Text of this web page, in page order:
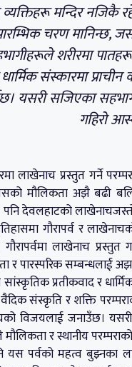
मन्दिर नजिकै
चरण मानिन्छ,
शरीरमा
धार्मिक संस्कारमा
यसरी सजिएका
गहिरो
लाखेनाच प्रस्तुत गर्ने
मौलिकता अझै बढी
देवलहाटको
गौरापर्व र
लाखेनाच
र पारस्परिक सम्बन्धलाई
प्रतीकवाद र
संस्कृति र शक्ति
जनाउँछ। यसरी
र स्थानीय
यस पर्वको महत्व बुझ्नका